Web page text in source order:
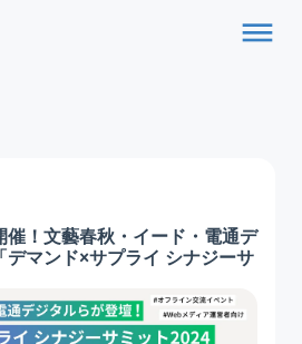
dehaze
催！文藝春秋・イード・電通デ
デマンド×サプライ シナジーサ